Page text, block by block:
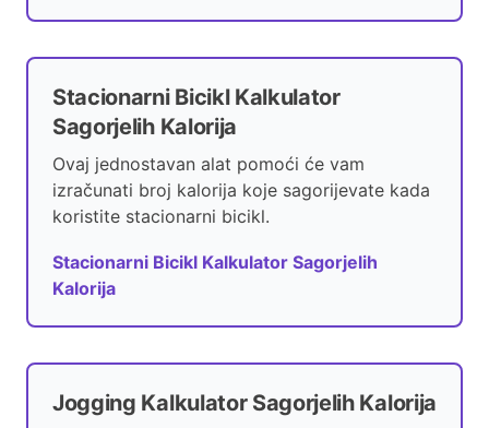
Stacionarni Bicikl Kalkulator
Sagorjelih Kalorija
Ovaj jednostavan alat pomoći će vam
izračunati broj kalorija koje sagorijevate kada
koristite stacionarni bicikl.
Stacionarni Bicikl Kalkulator Sagorjelih
Kalorija
Jogging Kalkulator Sagorjelih Kalorija